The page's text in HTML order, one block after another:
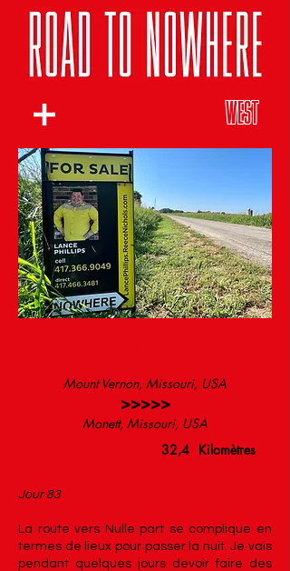
WEST
Mount Vernon, Missouri, USA
>>>>>
Monett, Missouri, USA
32,4 Kilomètres
Jour 83
La route vers Nulle part se complique en
termes de lieux pour passer la nuit. Je vais
pendant quelques jours devoir faire des